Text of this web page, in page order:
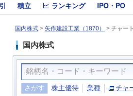
積立 ランキング IPO・PO
国内株式 > 矢作建設工業（1870） > チャー
国内株式
さがす 株主優待 業種 チャ